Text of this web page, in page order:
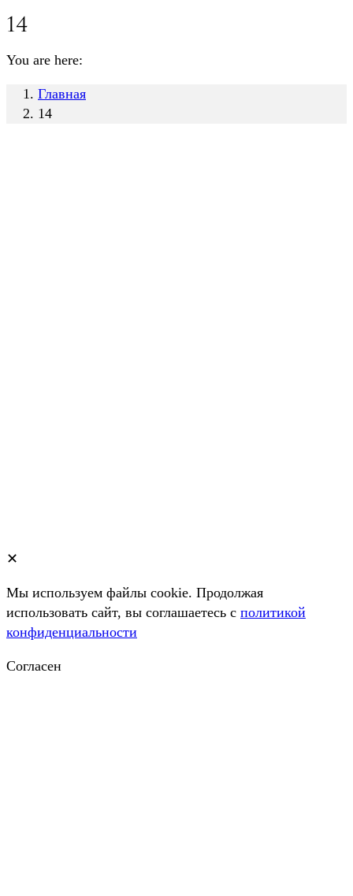
14
You are here:
Главная
14
✕
Мы используем файлы cookie. Продолжая
использовать сайт, вы соглашаетесь c политикой
конфиденциальности
Согласен